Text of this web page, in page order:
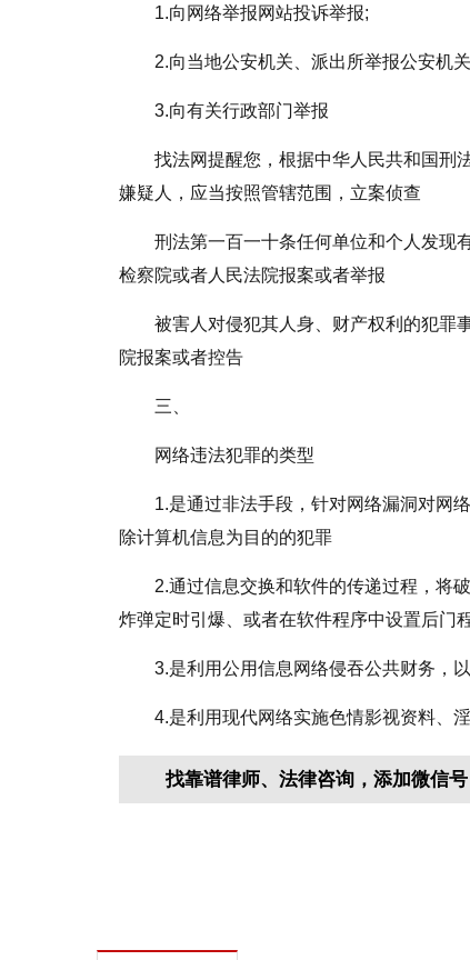
1.向网络举报网站投诉举报;
2.向当地公安机关、派出所举报公安机
3.向有关行政部门举报
找法网提醒您，根据中华人民共和国刑
嫌疑人，应当按照管辖范围，立案侦查
刑法第一百一十条任何单位和个人发现
检察院或者人民法院报案或者举报
被害人对侵犯其人身、财产权利的犯罪
院报案或者控告
三、
网络违法犯罪的类型
1.是通过非法手段，针对网络漏洞对网
除计算机信息为目的的犯罪
2.通过信息交换和软件的传递过程，将
炸弹定时引爆、或者在软件程序中设置后门
3.是利用公用信息网络侵吞公共财务，
4.是利用现代网络实施色情影视资料、
找靠谱律师、法律咨询，添加微信号